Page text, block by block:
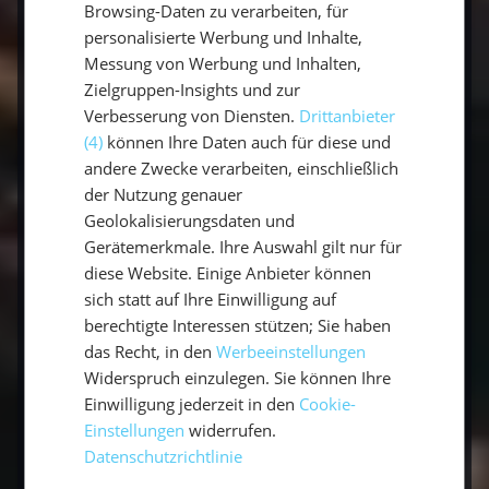
Sehenswürdigkeiten. Die Insel bietet eine
Vielzahl an Aktivitäten für alle Altersgruppen.
Von entspannenden Tagen in einer Bucht bis
hin zu aufregenden Wassersportarten gibt es
hier etwas für jeden Geschmack. Einige der
beliebtesten Sehenswürdigkeiten an der Küste
von Phuket sind dieMaya Bay, das Phi-Phi-
Leeseiland und die James Bond Island
Maya Bay ist eine kleine, aber feine Bucht mit
weißem Sandstrand und kristallklarem
Wasser. Das Phi-Phi-Leeseiland ist eines der
meistbesuchten Reiseziele in Thailand und
bekannt für seinen wunderschönen
lagunenförmigen Strand sowie die
atemberaubende Landschaft um die Insel
herum. Der James Bond Island ist ebenfalls
Browsing-Daten zu verarbeiten, für
personalisierte Werbung und Inhalte,
Messung von Werbung und Inhalten,
Zielgruppen-Insights und zur
Verbesserung von Diensten. Drittanbieter
(4) können Ihre Daten auch für diese und
andere Zwecke verarbeiten, einschließlich
der Nutzung genauer
Geolokalisierungsdaten und
Gerätemerkmale. Ihre Auswahl gilt nur für
diese Website. Einige Anbieter können
sich statt auf Ihre Einwilligung auf
berechtigte Interessen stützen; Sie haben
das Recht, in denWerbeeinstellungen
Widerspruch einzulegen. Sie können Ihre
Einwilligung jederzeit in den Cookie-
Einstellungen widerrufen.
Datenschutzrichtlinie